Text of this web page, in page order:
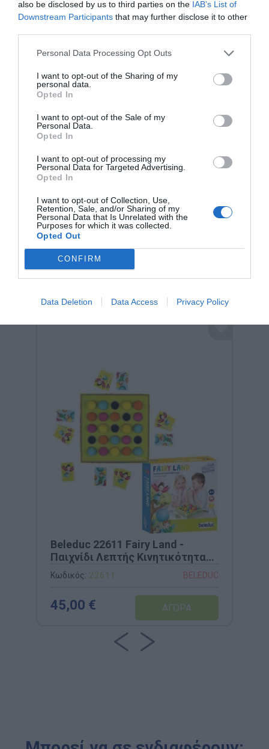
also be disclosed by us to third parties on the IAB’s List of
Downstream Participants that may further disclose it to other
Personal Data Processing Opt Outs
I want to opt-out of the Sharing of my
personal data.
Opted In
I want to opt-out of the Sale of my
Personal Data.
Opted In
I want to opt-out of processing my
Personal Data for Targeted Advertising.
Opted In
I want to opt-out of Collection, Use,
Retention, Sale, and/or Sharing of my
Personal Data that Is Unrelated with the
Purposes for which it was collected.
Opted Out
CONFIRM
Data Deletion Data Access Privacy Policy
"Παίζω, Αποκτώ εμπειρίες, Μαθαίνω!"
η Beleduc σχεδιάζει και παράγει ξύλινα εκπαιδευτικά
επίπεδα παζλκαι τα ευφάνταστα
επιτραπέζια
, μέχρι τις κούκλες κουκλοθεάτρου και τον
εξοπλισμό αθλητικών δραστηριοτήτων, κάθε προϊόν
δοκιμάζεται εξονυχιστικά για να διασφαλίσει τη
μέγιστη παιδαγωγική αξία. Τα παιχνίδια της Beleduc
συναισθηματική ανάπτυξη, προωθώντας τη χαρά του
παιχνιδιού μέσα στην οικογένεια, ενώ αποτελούν την
νούμερο ένα επιλογή για ποιοτικό χρόνο που
των δεξιοτήτων.
Σχετικά προϊόντα
Beleduc 22611 Fairy Land -
Παιχνίδι Λεπτής Κινητικότητας
& Ενδυνάμωσης Δακτύλων
Κωδικός: 22611 BELEDUC
45,00 €